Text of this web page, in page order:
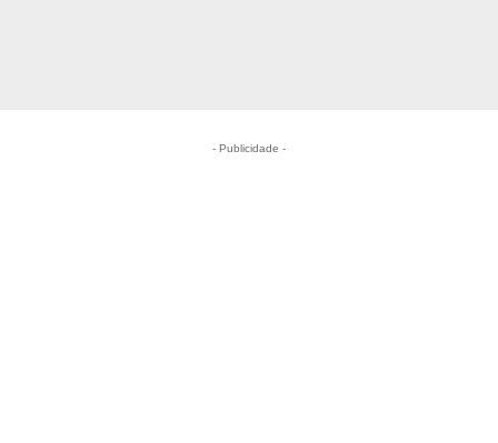
- Publicidade -